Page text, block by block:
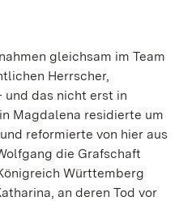
gleichsam im Team
Herrscher,
und das nicht erst in
Magdalena residierte um
reformierte von hier aus
die Grafschaft
Württemberg
an deren Tod vor